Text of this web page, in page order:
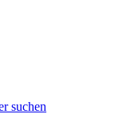
suchen